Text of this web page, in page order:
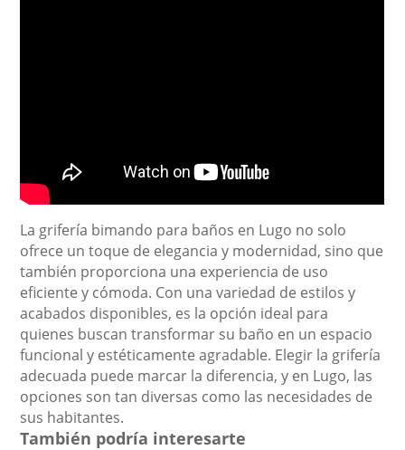
La grifería bimando para baños en Lugo no solo
ofrece un toque de elegancia y modernidad, sino que
también proporciona una experiencia de uso
eficiente y cómoda. Con una variedad de estilos y
acabados disponibles, es la opción ideal para
quienes buscan transformar su baño en un espacio
funcional y estéticamente agradable. Elegir la grifería
adecuada puede marcar la diferencia, y en Lugo, las
opciones son tan diversas como las necesidades de
sus habitantes.
También podría interesarte